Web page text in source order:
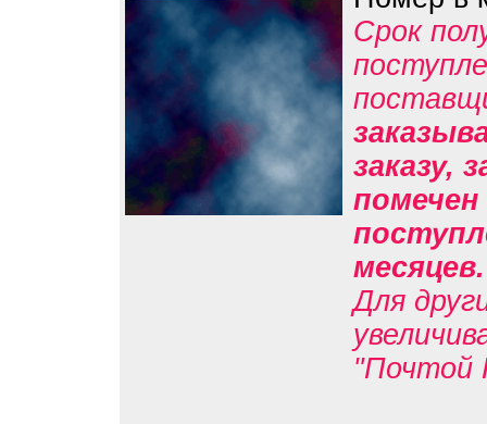
Срок
заказу,
помечен
Для
"Почтой